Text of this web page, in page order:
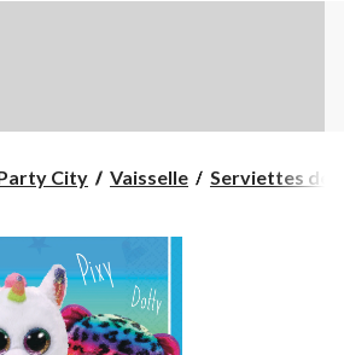
City Vaisselle Serviettes de